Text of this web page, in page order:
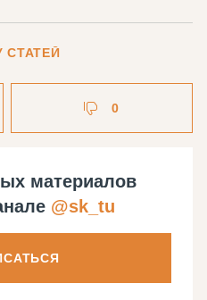
СТАТЕЙ
0
материалов
@sk_tu